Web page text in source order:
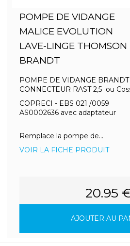
POMPE DE VIDANGE
MALICE EVOLUTION
LAVE-LINGE THOMSON
BRANDT
POMPE DE VIDANGE
CONNECTEUR RAST 2,5 ou
COPRECI - EBS 021 /0059
AS0002636 avec adaptateur
Remplace la pompe de...
VOIR LA FICHE PRODUIT
20.95
AJOUTER AU